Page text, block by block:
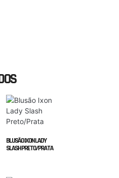
BLUSÃO IXON LADY
SLASH PRETO/PRATA